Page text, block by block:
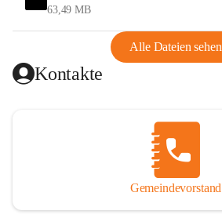
63,49 MB
Alle Dateien sehen
Kontakte
Gemeindevorstand